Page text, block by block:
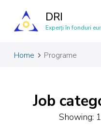
DRI
Experți în fonduri
Home Programe
Job
Showing: